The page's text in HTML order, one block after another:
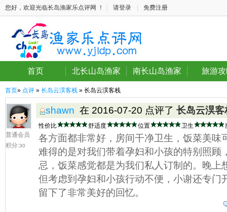
您好，欢迎光临长岛渔家乐点评网 ！ 请登录 免费注册
首页 北长山岛渔家 南长山岛渔家 旅游
首页» 点评 » 长岛云淏客栈 » 长岛云淏客栈
普通会员
积分:30
shawn 在 2016-07-20 点评了 长岛云淏客
性价比 舒适度 位置 卫生
各方面都非常好，房间干净卫生，饭菜美味
难得的是对我们带着孕妇和小孩的特别照顾
忌，饭菜感觉都是为我们私人订制的。晚上
但考虑到孕妇和小孩行动不便，小谢还专门
留下了非常美好的回忆。